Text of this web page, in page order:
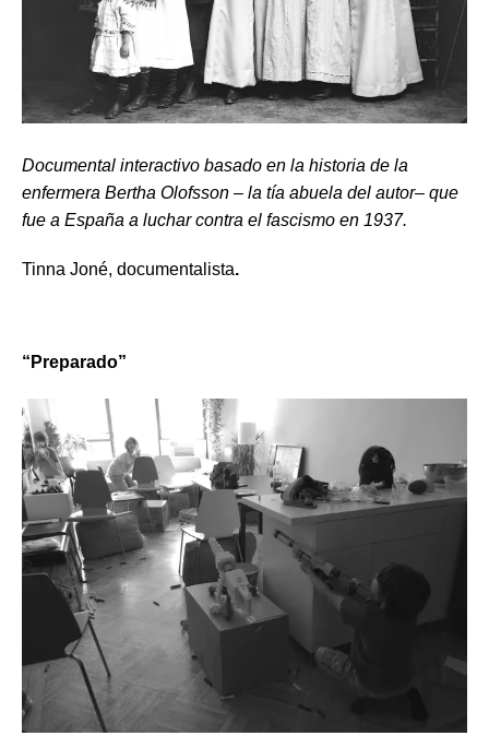
Documental interactivo basado en la historia de la
enfermera Bertha Olofsson – la tía abuela del autor– que
fue a España a luchar contra el fascismo en 1937.
Tinna Joné, documentalista.
“ Preparado”